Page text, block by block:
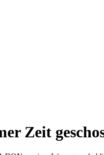
Zeit